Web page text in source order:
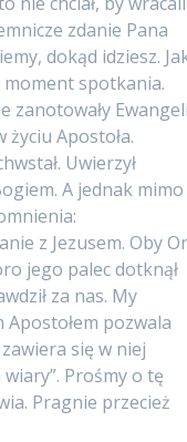
zdanie Pana
dokąd idziesz.
moment spotkania.
zanotowały
Apostoła.
Uwierzył
A jednak mimo
z Jezusem. Oby
jego palec dotknął
za nas. My
Apostołem pozwala
się w niej
Prośmy o tę
Pragnie przecież